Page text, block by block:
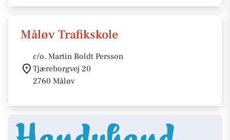
Måløv Trafikskole
c/o. Martin Boldt Persson
Tjæreborgvej 20
2760 Måløv